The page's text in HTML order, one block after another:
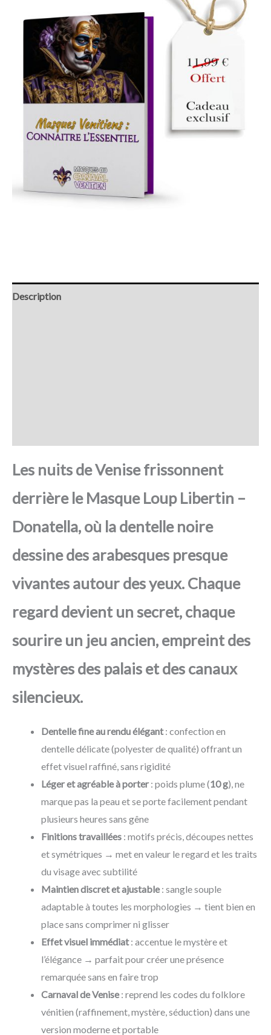
Description
Les nuits de Venise frissonnent
derrière le Masque Loup Libertin –
Donatella, où la dentelle noire
dessine des arabesques presque
vivantes autour des yeux. Chaque
regard devient un secret, chaque
sourire un jeu ancien, empreint des
mystères des palais et des canaux
silencieux.
Dentelle fine au rendu élégant: confection en
dentelle délicate (polyester de qualité) offrant un
effet visuel raffiné, sans rigidité
Léger et agréable à porter : poids plume (10 g), ne
marque pas la peau et se porte facilement pendant
plusieurs heures sans gêne
Finitions travaillées : motifs précis, découpes nettes
et symétriques → met en valeur le regard et les traits
du visage avec subtilité
Maintien discret et ajustable: sangle souple
adaptable à toutes les morphologies → tient bien en
place sans comprimer ni glisser
Effet visuel immédiat: accentue le mystère et
l’élégance → parfait pour créer une présence
remarquée sans en faire trop
Carnaval de Venise: reprend les codes du folklore
vénitien (raffinement, mystère, séduction) dans une
version moderne et portable